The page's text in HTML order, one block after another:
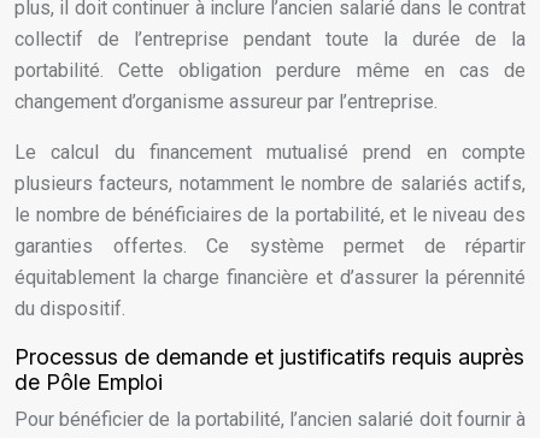
plus, il doit continuer à inclure l’ancien salarié dans le contrat
collectif de l’entreprise pendant toute la durée de la
portabilité. Cette obligation perdure même en cas de
changement d’organisme assureur par l’entreprise.
Le calcul du financement mutualisé prend en compte
plusieurs facteurs, notamment le nombre de salariés actifs,
le nombre de bénéficiaires de la portabilité, et le niveau des
garanties offertes. Ce système permet de répartir
équitablement la charge financière et d’assurer la pérennité
du dispositif.
Processus de demande et justificatifs requis auprès
de Pôle Emploi
Pour bénéficier de la portabilité, l’ancien salarié doit fournir à